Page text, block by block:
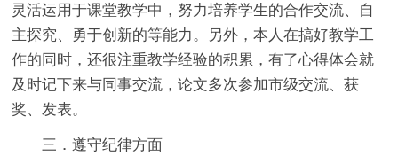
灵活运用于课堂教学中，努力培养学生的合作交流、自
主探究、勇于创新的等能力。另外，本人在搞好教学工
作的同时，还很注重教学经验的积累，有了心得体会就
及时记下来与同事交流，论文多次参加市级交流、获
奖、发表。
三．遵守纪律方面